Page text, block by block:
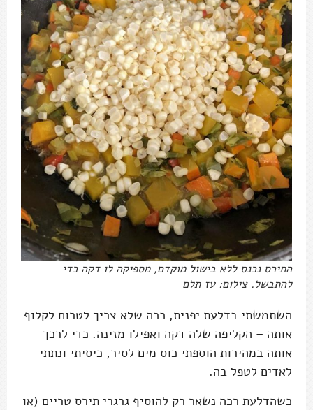
התירס נכנס ללא בישול מוקדם, מספיקה לו דקה כדי
להתבשל. צילום: עז תלם
השתמשתי בדלעת יפנית, ככה שלא צריך לטרוח לקלוף
אותה – הקליפה שלה דקה ואפילו מזינה. כדי לרכך
אותה במהירות הוספתי כוס מים לסיר, כיסיתי ונתתי
לאדים לטפל בה.
כשהדלעת רכה נשאר רק להוסיף גרגרי תירס טריים (או